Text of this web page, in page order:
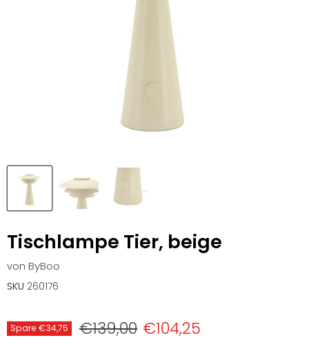
Tischlampe Tier, beige
von ByBoo
SKU 260176
Spare €34,75 Preis
€139,00 Aktueller Preis
€104,25